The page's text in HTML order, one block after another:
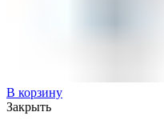
В корзину
Закрыть